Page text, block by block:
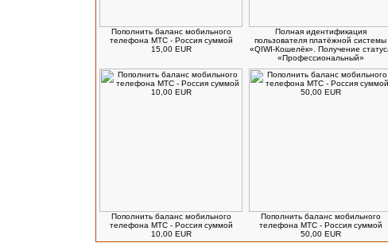
Пополнить баланс мобильного
телефона МТС - Россия суммой
15,00 EUR
Полная идентификация
пользователя платёжной системы
«QIWI-Кошелёк». Получение
«Профессиональный»
Пополнить баланс мобильного
телефона МТС - Россия суммой
10,00 EUR
Пополнить баланс мобильного
телефона МТС - Россия суммой
50,00 EUR